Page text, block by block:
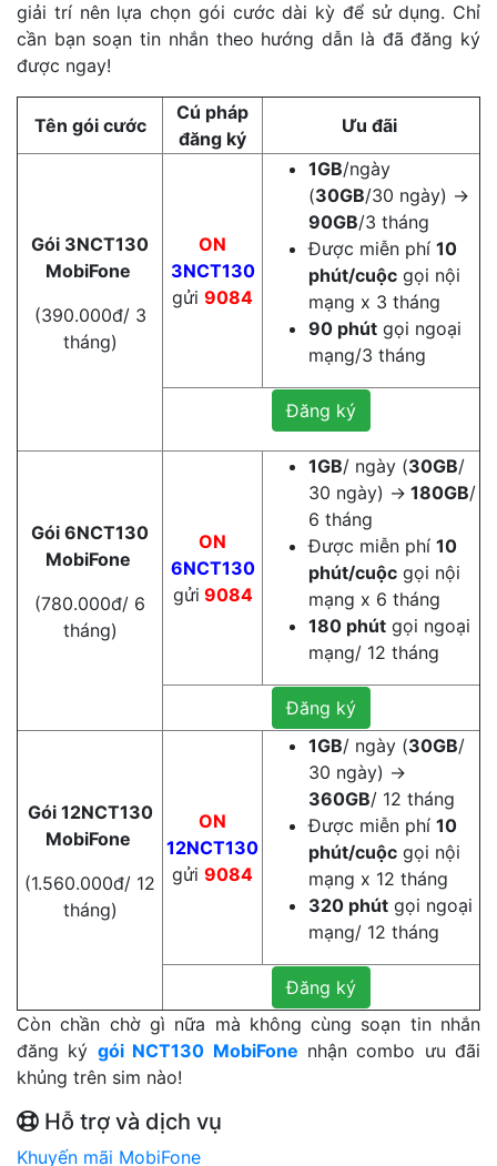
giải trí nên lựa chọn gói cước dài kỳ để sử dụng. Chỉ
cần bạn soạn tin nhắn theo hướng dẫn là đã đăng ký
được ngay!
Tên gói cước
Cú pháp
đăng ký
Ưu đãi
Gói 3NCT130
MobiFone
(390.000đ/ 3
tháng)
ON
3NCT130
gửi 9084
1GB/ngày
(30GB/30 ngày) →
90GB/3 tháng
Được miễn phí 10
phút/cuộc gọi nội
mạng x 3 tháng
90 phút gọi ngoại
mạng/3 tháng
Đăng ký
Gói 6NCT130
MobiFone
(780.000đ/ 6
tháng)
ON
6NCT130
gửi 9084
1GB/ ngày (30GB/
30 ngày) → 180GB/
6 tháng
Được miễn phí 10
phút/cuộc gọi nội
mạng x 6 tháng
180 phút gọi ngoại
mạng/ 12 tháng
Đăng ký
Gói 12NCT130
MobiFone
(1.560.000đ/ 12
tháng)
ON
12NCT130
gửi 9084
1GB/ ngày (30GB/
30 ngày) →
360GB/ 12 tháng
Được miễn phí 10
phút/cuộc gọi nội
mạng x 12 tháng
320 phút gọi ngoại
mạng/ 12 tháng
Đăng ký
Còn chần chờ gì nữa mà không cùng soạn tin nhắn
đăng ký gói NCT130 MobiFone nhận combo ưu đãi
khủng trên sim nào!
Hỗ trợ và dịch vụ
Khuyến mãi MobiFone